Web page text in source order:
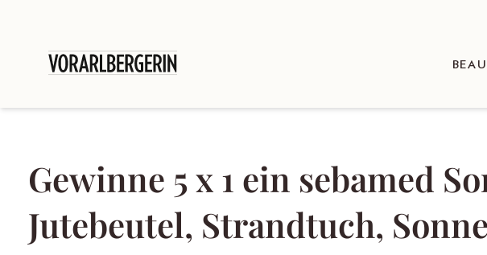
Gewinne 5 x 1 ein sebamed
Jutebeutel, Strandtuch,